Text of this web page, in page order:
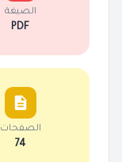
الصيغة
PDF
الصفحات
74